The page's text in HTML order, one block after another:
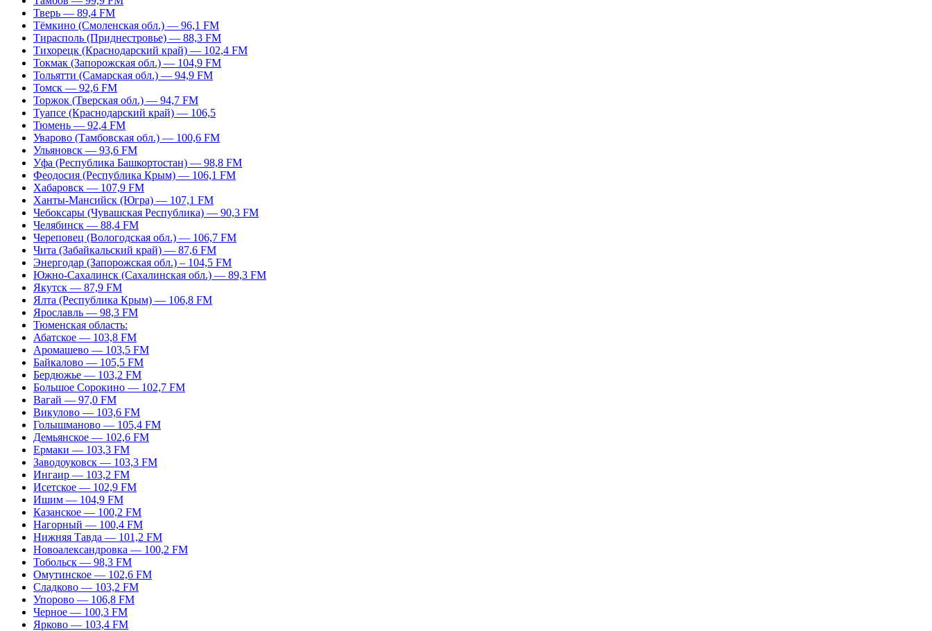
Тверь — 89,4 FM
Тёмкино (Смоленская обл.) — 96,1 FM
Тирасполь (Приднестровье) — 88,3 FM
Тихорецк (Краснодарский край) — 102,4 FM
Токмак (Запорожская обл.) — 104,9 FM
Тольятти (Самарская обл.) — 94,9 FM
Томск — 92,6 FM
Торжок (Тверская обл.) — 94,7 FM
Туапсе (Краснодарский край) — 106,5
Тюмень — 92,4 FM
Уварово (Тамбовская обл.) — 100,6 FM
Ульяновск — 93,6 FM
Уфа (Республика Башкортостан) — 98,8 FM
Феодосия (Республика Крым) — 106,1 FM
Хабаровск — 107,9 FM
Ханты-Мансийск (Югра) — 107,1 FM
Чебоксары (Чувашская Республика) — 90,3 FM
Челябинск — 88,4 FM
Череповец (Вологодская обл.) — 106,7 FM
Чита (Забайкальский край) — 87,6 FM
Энергодар (Запорожская обл.) – 104,5 FM
Южно-Сахалинск (Сахалинская обл.) — 89,3 FM
Якутск — 87,9 FM
Ялта (Республика Крым) — 106,8 FM
Ярославль — 98,3 FM
Тюменская область:
Абатское — 103,8 FM
Аромашево — 103,5 FM
Байкалово — 105,5 FM
Бердюжье — 103,2 FM
Большое Сорокино — 102,7 FM
Вагай — 97,0 FM
Викулово — 103,6 FM
Голышманово — 105,4 FM
Демьянское — 102,6 FM
Ермаки — 103,3 FM
Заводоуковск — 103,3 FM
Ингаир — 103,2 FM
Исетское — 102,9 FM
Ишим — 104,9 FM
Казанское — 100,2 FM
Нагорный — 100,4 FM
Нижняя Тавда — 101,2 FM
Новоалександровка — 100,2 FM
Тобольск — 98,3 FM
Омутинское — 102,6 FM
Сладково — 103,2 FM
Упорово — 106,8 FM
Черное — 100,3 FM
Ярково — 103,4 FM